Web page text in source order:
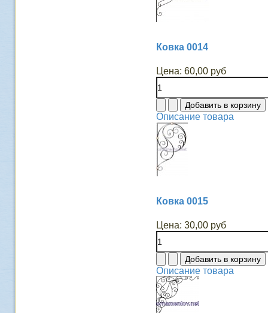
Ковка 0014
Цена: 60,00 руб
Описание товара
Ковка 0015
Цена: 30,00 руб
Описание товара